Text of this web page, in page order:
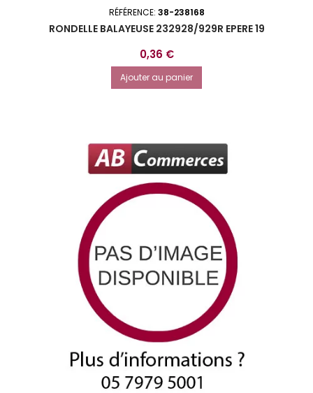
RÉFÉRENCE: 38-238168
RONDELLE BALAYEUSE 232928/929R EPERE 19
Prix
0,36 €
Ajouter au panier